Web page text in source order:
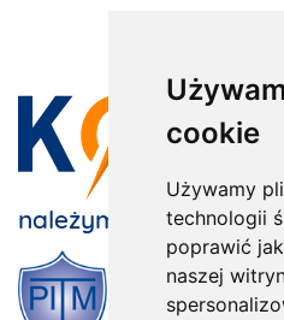
cookie
Używamy
technologii
poprawić
naszej
należymy do: